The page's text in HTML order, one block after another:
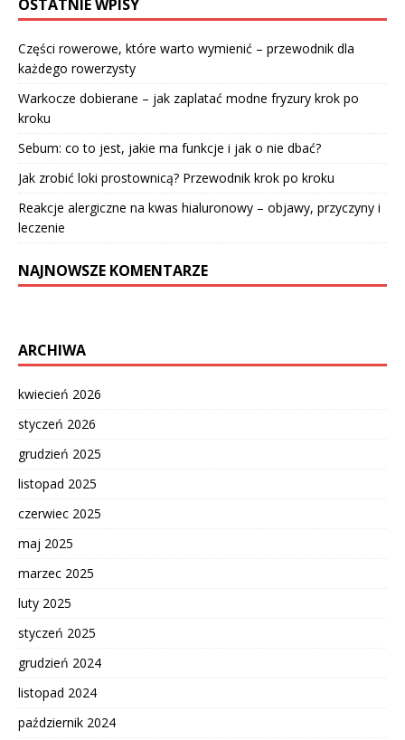
OSTATNIE WPISY
Części rowerowe, które warto wymienić – przewodnik dla
każdego rowerzysty
Warkocze dobierane – jak zaplatać modne fryzury krok po
kroku
Sebum: co to jest, jakie ma funkcje i jak o nie dbać?
Jak zrobić loki prostownicą? Przewodnik krok po kroku
Reakcje alergiczne na kwas hialuronowy – objawy, przyczyny i
leczenie
NAJNOWSZE KOMENTARZE
ARCHIWA
kwiecień 2026
styczeń 2026
grudzień 2025
listopad 2025
czerwiec 2025
maj 2025
marzec 2025
luty 2025
styczeń 2025
grudzień 2024
listopad 2024
październik 2024